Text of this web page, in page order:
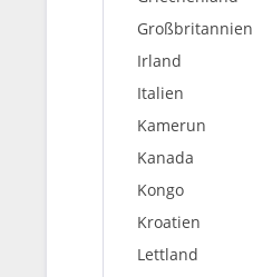
Großbritannien
Irland
Italien
Kamerun
Kanada
Kongo
Kroatien
Lettland